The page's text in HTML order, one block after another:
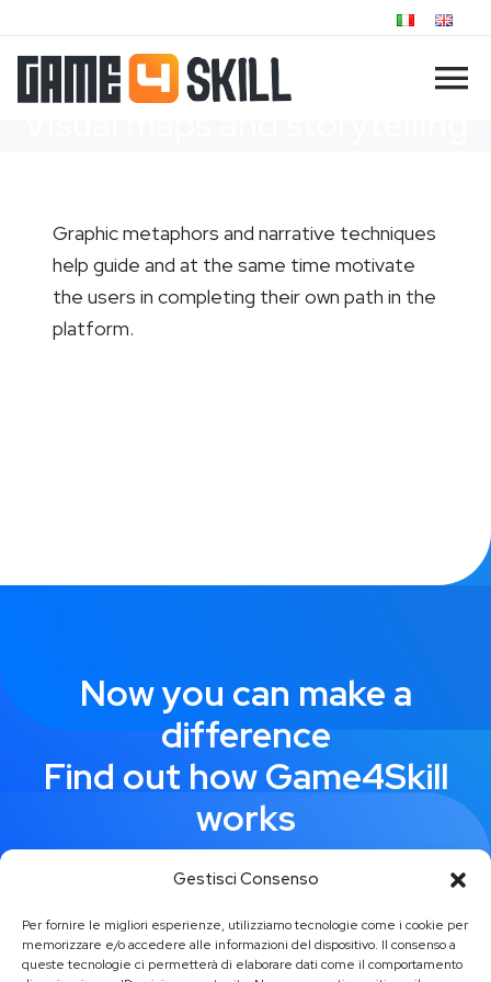
Gestisci Consenso
Per fornire le migliori esperienze, utilizziamo tecnologie come i cookie per
memorizzare e/o accedere alle informazioni del dispositivo. Il consenso a
queste tecnologie ci permetterà di elaborare dati come il comportamento
Graphic metaphors and narrative techniques
help guide and at the same time motivate
the users in completing their own path in the
platform.
Now you can make a
difference
Find out how Game4Skill
works
Request demo